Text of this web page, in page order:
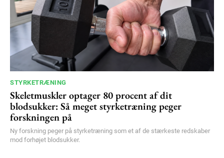
STYRKETRÆNING
Skeletmuskler optager 80 procent af dit
blodsukker: Så meget styrketræning peger
forskningen på
Ny forskning peger på styrketræning som et af de stærkeste redskaber
mod forhøjet blodsukker.